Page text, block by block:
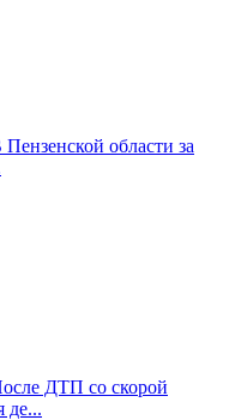
Пензенской области за
ДТП со скорой
де...